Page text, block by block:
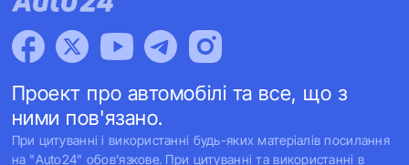
Проект про автомобілі та все, що з
ними пов'язано.
При цитуванні і використанні будь-яких матеріалів посилання
на "Auto24" обов'язкове. При цитуванні та використанні в